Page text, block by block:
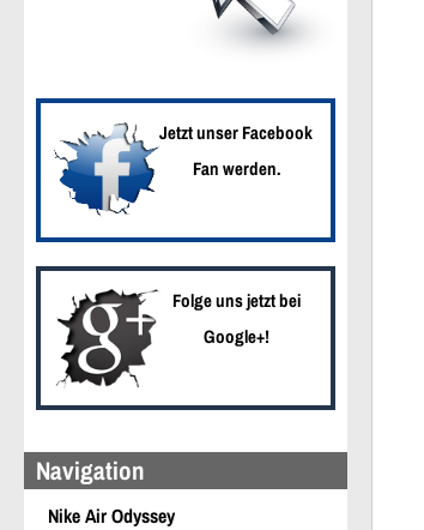
Jetzt unser Facebook
Fan werden.
Folge uns jetzt bei
Google+!
Navigation
Nike Air Odyssey